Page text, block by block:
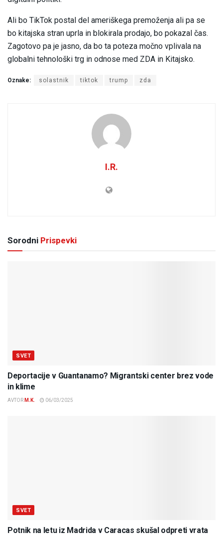
Ali bo TikTok postal del ameriškega premoženja ali pa se
bo kitajska stran uprla in blokirala prodajo, bo pokazal čas.
Zagotovo pa je jasno, da bo ta poteza močno vplivala na
globalni tehnološki trg in odnose med ZDA in Kitajsko.
Oznake: solastnik tiktok trump zda
I.R.
Sorodni Prispevki
SVET
Deportacije v Guantanamo? Migrantski center brez vode
in klime
AVTOR M.K. 06/03/2025
SVET
Potnik na letu iz Madrida v Caracas skušal odpreti vrata